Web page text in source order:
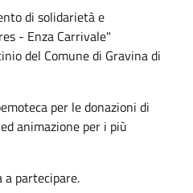
di solidarietà e
- Enza Carrivale"
del Comune di Gravina di
per le donazioni di
animazione per i più
partecipare.